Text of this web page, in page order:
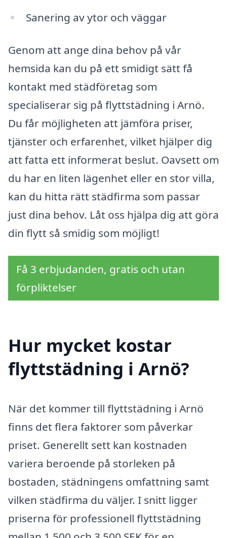
Sanering av ytor och väggar
Genom att ange dina behov på vår
hemsida kan du på ett smidigt sätt få
kontakt med städföretag som
specialiserar sig på flyttstädning i Arnö.
Du får möjligheten att jämföra priser,
tjänster och erfarenhet, vilket hjälper dig
att fatta ett informerat beslut. Oavsett om
du har en liten lägenhet eller en stor villa,
kan du hitta rätt städfirma som passar
just dina behov. Låt oss hjälpa dig att göra
din flytt så smidig som möjligt!
Få 3 erbjudanden, gratis och utan
förpliktelser
Hur mycket kostar
flyttstädning i Arnö?
När det kommer till flyttstädning i Arnö
finns det flera faktorer som påverkar
priset. Generellt sett kan kostnaden
variera beroende på storleken på
bostaden, städningens omfattning samt
vilken städfirma du väljer. I snitt ligger
priserna för professionell flyttstädning